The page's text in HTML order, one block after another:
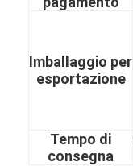
Prodotti
Imballaggio per
esportazione
Tempo di
consegna